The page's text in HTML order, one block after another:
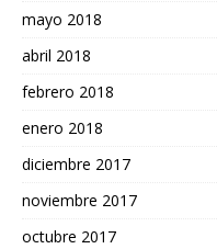
mayo 2018
abril 2018
febrero 2018
enero 2018
diciembre 2017
noviembre 2017
octubre 2017